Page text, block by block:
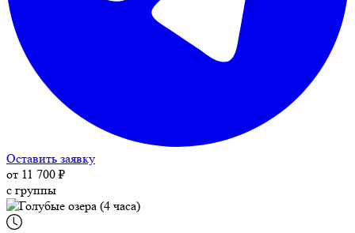
Оставить заявку
от 11 700 ₽
с группы